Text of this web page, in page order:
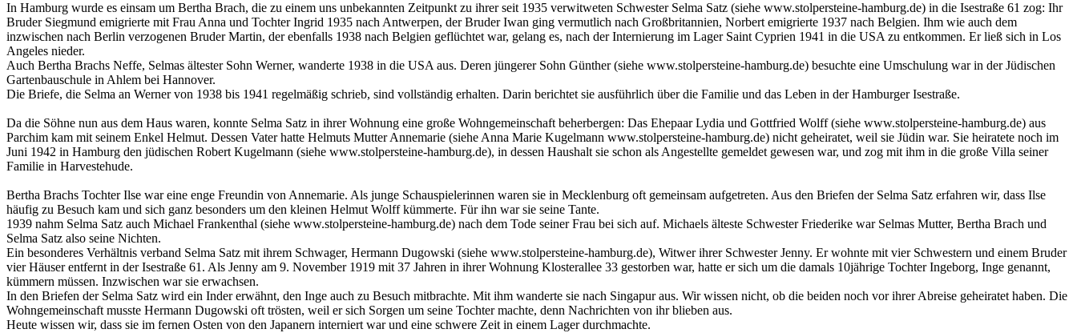
In Hamburg wurde es einsam um Bertha Brach, die zu einem uns unbekannten Zeitpunkt zu ihrer seit 1935 verwitweten Schwester Selma Satz (siehe www.stolpersteine-hamburg.de) in die Isestraße 61 zog: Ihr
Bruder Siegmund emigrierte mit Frau Anna und Tochter Ingrid 1935 nach Antwerpen, der Bruder Iwan ging vermutlich nach Großbritannien, Norbert emigrierte 1937 nach Belgien. Ihm wie auch dem
inzwischen nach Berlin verzogenen Bruder Martin, der ebenfalls 1938 nach Belgien geflüchtet war, gelang es, nach der Internierung im Lager Saint Cyprien 1941 in die USA zu entkommen. Er ließ sich in Los
Angeles nieder.
Auch Bertha Brachs Neffe, Selmas ältester Sohn Werner, wanderte 1938 in die USA aus. Deren jüngerer Sohn Günther (siehe www.stolpersteine-hamburg.de) besuchte eine Umschulung war in der Jüdischen
Gartenbauschule in Ahlem bei Hannover.
Die Briefe, die Selma an Werner von 1938 bis 1941 regelmäßig schrieb, sind vollständig erhalten. Darin berichtet sie ausführlich über die Familie und das Leben in der Hamburger Isestraße.
Da die Söhne nun aus dem Haus waren, konnte Selma Satz in ihrer Wohnung eine große Wohngemeinschaft beherbergen: Das Ehepaar Lydia und Gottfried Wolff (siehe www.stolpersteine-hamburg.de) aus
Parchim kam mit seinem Enkel Helmut. Dessen Vater hatte Helmuts Mutter Annemarie (siehe Anna Marie Kugelmann www.stolpersteine-hamburg.de) nicht geheiratet, weil sie Jüdin war. Sie heiratete noch im
Juni 1942 in Hamburg den jüdischen Robert Kugelmann (siehe www.stolpersteine-hamburg.de), in dessen Haushalt sie schon als Angestellte gemeldet gewesen war, und zog mit ihm in die große Villa seiner
Familie in Harvestehude.
Bertha Brachs Tochter Ilse war eine enge Freundin von Annemarie. Als junge Schauspielerinnen waren sie in Mecklenburg oft gemeinsam aufgetreten. Aus den Briefen der Selma Satz erfahren wir, dass Ilse
häufig zu Besuch kam und sich ganz besonders um den kleinen Helmut Wolff kümmerte. Für ihn war sie seine Tante.
1939 nahm Selma Satz auch Michael Frankenthal (siehe www.stolpersteine-hamburg.de) nach dem Tode seiner Frau bei sich auf. Michaels älteste Schwester Friederike war Selmas Mutter, Bertha Brach und
Selma Satz also seine Nichten.
Ein besonderes Verhältnis verband Selma Satz mit ihrem Schwager, Hermann Dugowski (siehe www.stolpersteine-hamburg.de), Witwer ihrer Schwester Jenny. Er wohnte mit vier Schwestern und einem Bruder
vier Häuser entfernt in der Isestraße 61. Als Jenny am 9. November 1919 mit 37 Jahren in ihrer Wohnung Klosterallee 33 gestorben war, hatte er sich um die damals 10jährige Tochter Ingeborg, Inge genannt,
kümmern müssen. Inzwischen war sie erwachsen.
In den Briefen der Selma Satz wird ein Inder erwähnt, den Inge auch zu Besuch mitbrachte. Mit ihm wanderte sie nach Singapur aus. Wir wissen nicht, ob die beiden noch vor ihrer Abreise geheiratet haben. Die
Wohngemeinschaft musste Hermann Dugowski oft trösten, weil er sich Sorgen um seine Tochter machte, denn Nachrichten von ihr blieben aus.
Heute wissen wir, dass sie im fernen Osten von den Japanern interniert war und eine schwere Zeit in einem Lager durchmachte.